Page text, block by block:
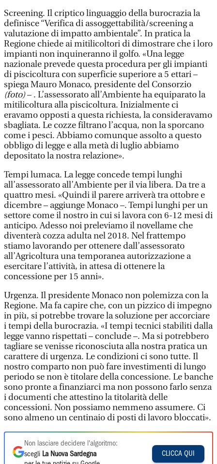
Screening. Il criptico linguaggio della burocrazia la
definisce “Verifica di assoggettabilità/screening a
valutazione di impatto ambientale”. In pratica la
Regione chiede ai mitilicoltori di dimostrare che i loro
impianti non inquineranno il golfo. «Una legge
nazionale prevede questa procedura per gli impianti
di piscicoltura con superficie superiore a 5 ettari –
spiega Mauro Monaco, presidente del Consorzio
(foto)– . L’assessorato all’Ambiente ha equiparato la
mitilicoltura alla piscicoltura. Inizialmente ci
eravamo opposti a questa richiesta, la consideravamo
sbagliata. Le cozze filtrano l’acqua, non la sporcano
come i pesci. Abbiamo comunque assolto a questo
obbligo di legge e alla metà di luglio abbiamo
depositato la nostra relazione».
Tempi lumaca. La legge concede tempi lunghi
all’assessorato all’Ambiente per il via libera. Da tre a
quattro mesi. «Quindi il parere arriverà tra ottobre e
dicembre – aggiunge Monaco –. Tempi lunghi per un
settore come il nostro in cui si lavora con 6-12 mesi di
anticipo. Adesso noi preleviamo il novellame che
diventerà cozza adulta nel 2018. Nel frattempo
stiamo lavorando per ottenere dall’assessorato
all’Agricoltura una temporanea autorizzazione a
esercitare l’attività, in attesa di ottenere la
concessione per 15 anni».
Urgenza. Il presidente Monaco non polemizza con la
Regione. Ma fa capire che, con un pizzico di impegno
in più, si potrebbe trovare la soluzione per accorciare
i tempi della burocrazia. «I tempi tecnici stabiliti dalla
legge vanno rispettati – conclude –. Ma si potrebbero
tagliare se venisse riconosciuta alla nostra pratica un
carattere di urgenza. Le condizioni ci sono tutte. Il
nostro comparto non può fare investimenti di lungo
periodo se non è titolare della concessione. Le banche
sono pronte a finanziarci ma non possono farlo senza
i documenti che attestino la titolarità delle
concessioni. Non possiamo nemmeno assumere. Ci
sono almeno un centinaio di posti di lavoro bloccati».
Non lasciare decidere l'algoritmo:
scegli La Nuova Sardegna
CLICCA QUI